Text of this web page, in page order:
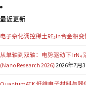
最近更新
电子杂化调控稀土RE₂In合金相
从单轴到双轴：电势驱动下 IrN₄
(Nano Research 2026) 2026年7月